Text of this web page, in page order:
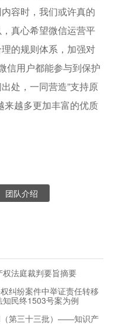
容时，我们或许真的
真心希望微信运营平
的规则体系，加强对
信用户都能参与到保护
处，一同营造”支持原
来越多更加丰富的优质
团队介绍
法庭裁判要旨摘要
纠纷案件中举证责任转移
民终1503号案为例
（第三十三批）——知识产